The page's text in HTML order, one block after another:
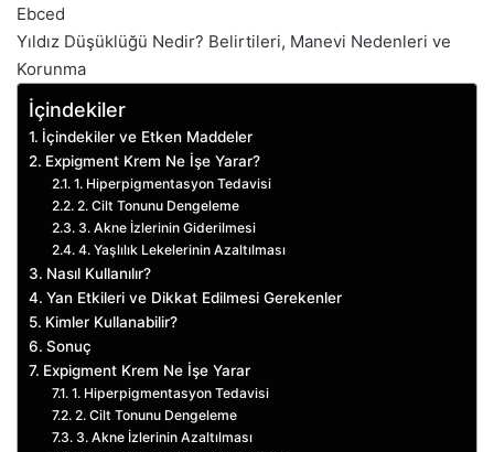
Ebced
Yıldız Düşüklüğü Nedir? Belirtileri, Manevi Nedenleri ve
Korunma
İçindekiler
İçindekiler ve Etken Maddeler
Expigment Krem Ne İşe Yarar?
1. Hiperpigmentasyon Tedavisi
2. Cilt Tonunu Dengeleme
3. Akne İzlerinin Giderilmesi
4. Yaşlılık Lekelerinin Azaltılması
Nasıl Kullanılır?
Yan Etkileri ve Dikkat Edilmesi Gerekenler
Kimler Kullanabilir?
Sonuç
Expigment Krem Ne İşe Yarar
1. Hiperpigmentasyon Tedavisi
2. Cilt Tonunu Dengeleme
3. Akne İzlerinin Azaltılması